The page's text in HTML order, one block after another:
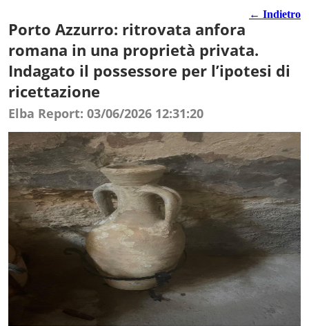
← Indietro
Porto Azzurro: ritrovata anfora
romana in una proprietà privata.
Indagato il possessore per l’ipotesi di
ricettazione
Elba Report: 03/06/2026 12:31:20